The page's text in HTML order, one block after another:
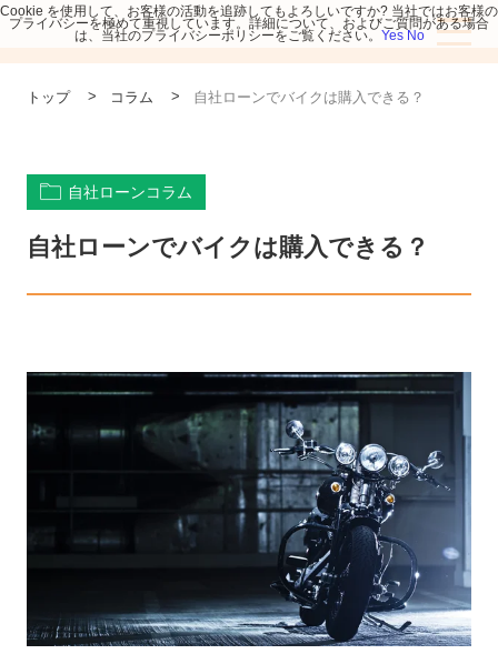
トップ > コラム > 自社ローンでバイクは購入できる？
自社ローンコラム
自社ローンでバイクは購入できる？
Cookie を使用して、お客様の活動を追跡してもよろしいですか? 当社ではお客様の
プライバシーを極めて重視しています。詳細について、およびご質問がある場合
は、当社のプライバシーポリシーをご覧ください。 Yes No